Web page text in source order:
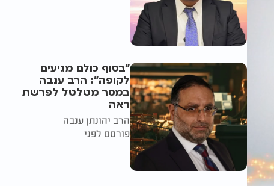
"בסוף כולם מגיעים
לקופה": הרב ענבה
במסר מטלטל לפרשת
ראה
הרב יהונתן ענבה
פורסם לפני